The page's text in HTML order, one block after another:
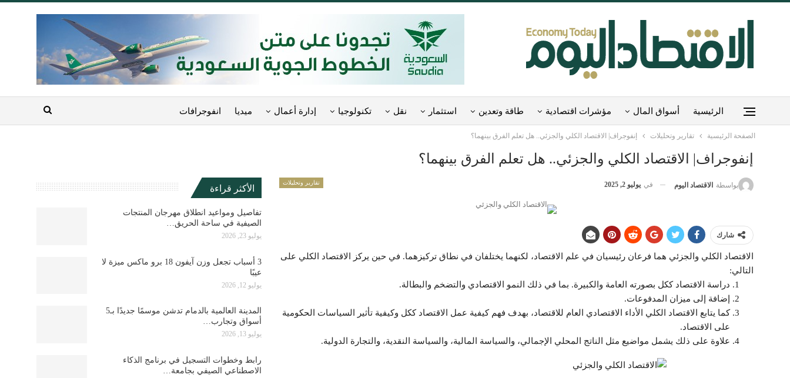
الرئيسية أسواق المال مؤشرات اقتصادية طاقة وتعدين استثمار نقل تكنولوجيا إدارة أعمال ميديا انفوجرافات
الصفحة الرئيسية تقارير وتحليلات إنفوجراف| الاقتصاد الكلي والجزئي.. هل تعلم الفرق بينهما؟
إنفوجراف| الاقتصاد الكلي والجزئي.. هل تعلم الفرق بينهما؟
تقارير وتحليلات بواسطة الاقتصاد اليوم في يوليو 2, 2025
شارك
الاقتصاد الكلي والجزئي هما فرعان رئيسيان في علم الاقتصاد، لكنهما يختلفان في نطاق تركيزهما. في حين يركز الاقتصاد الكلي على
التالي:
دراسة الاقتصاد ككل بصورته العامة والكبيرة. بما في ذلك النمو الاقتصادي والتضخم والبطالة.
إضافة إلى ميزان المدفوعات.
كما يتابع الاقتصاد الكلي الأداء الاقتصادي العام للاقتصاد، بهدف فهم كيفية عمل الاقتصاد ككل وكيفية تأثير السياسات الحكومية
على الاقتصاد.
علاوة على ذلك يشمل مواضيع مثل الناتج المحلي الإجمالي، والسياسة المالية، والسياسة النقدية، والتجارة الدولية.
الأكثر قراءة
تفاصيل ومواعيد انطلاق مهرجان المنتجات
الصيفية في ساحة الحريق…
يوليو 23, 2026
3 أسباب تجعل وزن آيفون 18 برو ماكس ميزة لا
عيبًا
يوليو 12, 2026
المدينة العالمية بالدمام تدشن موسمًا جديدًا بـ5
أسواق وتجارب…
يوليو 13, 2026
رابط وخطوات التسجيل في برنامج الذكاء
الاصطناعي الصيفي بجامعة…